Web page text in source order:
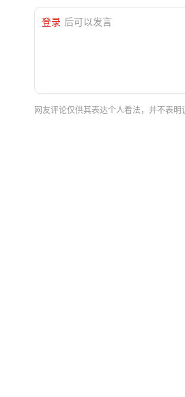
登录 后可以发言
网友评论仅供其表达个人看法，并不表明